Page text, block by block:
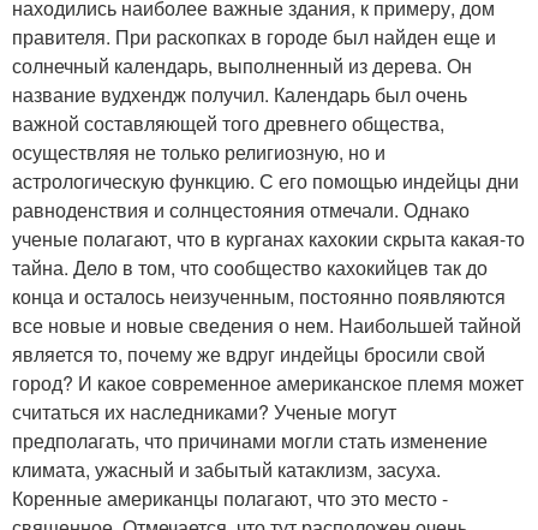
находились наиболее важные здания, к примеру, дом
правителя. При раскопках в городе был найден еще и
солнечный календарь, выполненный из дерева. Он
название вудхендж получил. Календарь был очень
важной составляющей того древнего общества,
осуществляя не только религиозную, но и
астрологическую функцию. С его помощью индейцы дни
равноденствия и солнцестояния отмечали. Однако
ученые полагают, что в курганах кахокии скрыта какая-то
тайна. Дело в том, что сообщество кахокийцев так до
конца и осталось неизученным, постоянно появляются
все новые и новые сведения о нем. Наибольшей тайной
является то, почему же вдруг индейцы бросили свой
город? И какое современное американское племя может
считаться их наследниками? Ученые могут
предполагать, что причинами могли стать изменение
климата, ужасный и забытый катаклизм, засуха.
Коренные американцы полагают, что это место -